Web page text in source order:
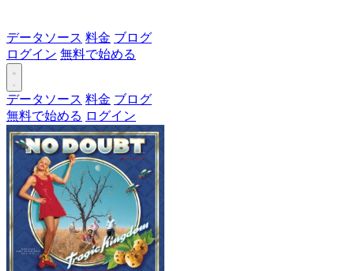
データソース 料金 ブログ
ログイン 無料で始める
データソース 料金 ブログ
無料で始める ログイン